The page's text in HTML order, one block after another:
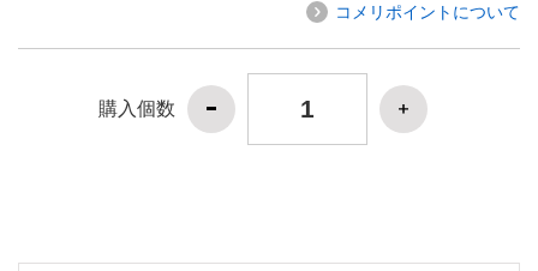
コメリポイントについて
購入個数